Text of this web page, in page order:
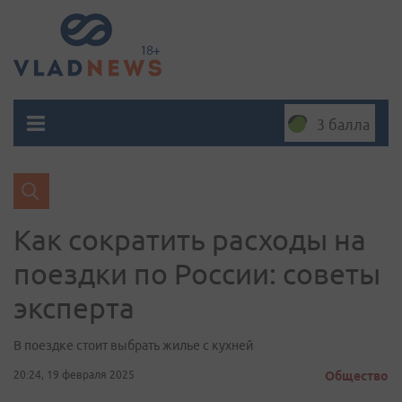
3 балла
Как сократить расходы на
поездки по России: советы
эксперта
В поездке стоит выбрать жилье с кухней
20:24, 19 февраля 2025 Общество